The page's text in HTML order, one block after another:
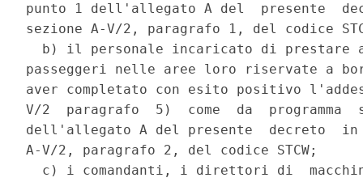
punto 1 dell'allegato A del  presente
sezione A-V/2, paragrafo 1, del codice
b) il personale incaricato di prestare
passeggeri nelle aree loro riservate a
aver completato con esito positivo
V/2  paragrafo  5)  come  da
dell'allegato A del presente  decreto
A-V/2, paragrafo 2, del codice STCW;
c) i comandanti, i direttori di